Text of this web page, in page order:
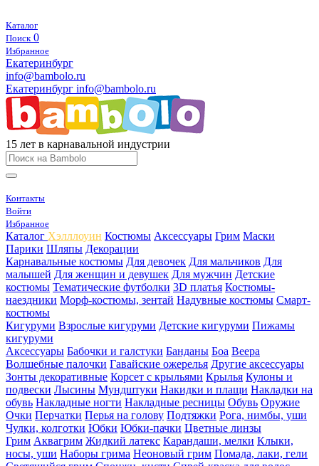
Каталог
Поиск 0
Избранное
Екатеринбург
info@bambolo.ru
Екатеринбург info@bambolo.ru
15 лет в карнавальной индустрии
Контакты
Войти
Избранное
Каталог Хэлллоуин Костюмы Аксессуары Грим Маски
Парики Шляпы Декорации
Карнавальные костюмы Для девочек Для мальчиков Для
малышей Для женщин и девушек Для мужчин Детские
костюмы Тематические футболки 3D платья Костюмы-
наездники Морф-костюмы, зентай Надувные костюмы Смарт-
костюмы
Кигуруми Взрослые кигуруми Детские кигуруми Пижамы
кигуруми
Аксессуары Бабочки и галстуки Банданы Боа Веера
Волшебные палочки Гавайские ожерелья Другие аксессуары
Зонты декоративные Корсет с крыльями Крылья Кулоны и
подвески Лысины Мундштуки Накидки и плащи Накладки на
обувь Накладные ногти Накладные ресницы Обувь Оружие
Очки Перчатки Перья на голову Подтяжки Рога, нимбы, уши
Чулки, колготки Юбки Юбки-пачки Цветные линзы
Грим Аквагрим Жидкий латекс Карандаши, мелки Клыки,
носы, уши Наборы грима Неоновый грим Помада, лаки, гели